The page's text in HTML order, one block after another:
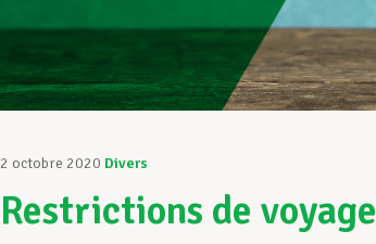
2 octobre 2020 Divers
Restrictions de voyage